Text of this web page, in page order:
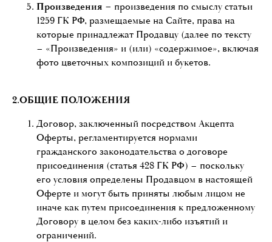
Произведения – произведения по смыслу статьи
1259 ГК РФ, размещаемые на Сайте, права на
которые принадлежат Продавцу (далее по тексту
– «Произведения» и (или) «содержимое», включая
фото цветочных композиций и букетов.
2.ОБЩИЕ ПОЛОЖЕНИЯ
Договор, заключенный посредством Акцепта
Оферты, регламентируется нормами
гражданского законодательства о договоре
присоединения (статья 428 ГК РФ) – поскольку
его условия определены Продавцом в настоящей
Оферте и могут быть приняты любым лицом не
иначе как путем присоединения к предложенному
Договору в целом без каких-либо изъятий и
ограничений.